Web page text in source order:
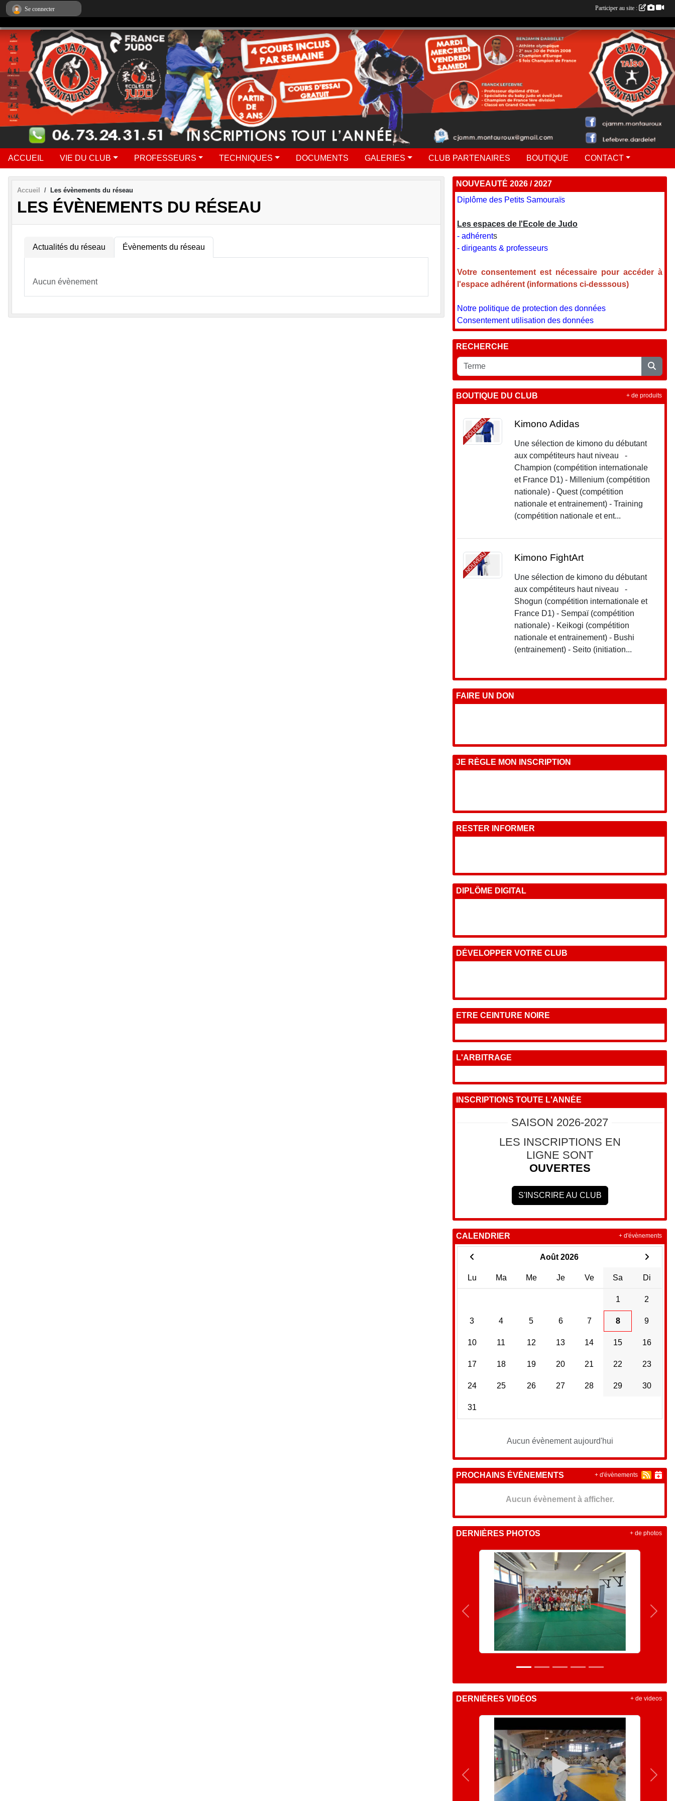
ACCUEIL VIE DU CLUB PROFESSEURS TECHNIQUES DOCUMENTS GALERIES CLUB PARTENAIRES BOUTIQUE CONTACT
Accueil Les évènements du réseau
LES ÉVÈNEMENTS DU RÉSEAU
Actualités du réseau Évènements du réseau
Aucun évènement
NOUVEAUTÉ 2026 / 2027
Diplôme des Petits Samouraïs
Les espaces de l'Ecole de Judo
- adhérents
- dirigeants & professeurs
Votre consentement est nécessaire pour accéder à
l'espace adhérent (informations ci-desssous)
Notre politique de protection des données
Consentement utilisation des données
RECHERCHE
BOUTIQUE DU CLUB
NOUVEAU Kimono Adidas
Une sélection de kimono du débutant
aux compétiteurs haut niveau -
Champion (compétition internationale
et France D1) - Millenium (compétition
nationale) - Quest (compétition
nationale et entrainement) - Training
(compétition nationale et ent...
NOUVEAU Kimono FightArt
Une sélection de kimono du débutant
aux compétiteurs haut niveau -
Shogun (compétition internationale et
France D1) - Sempaï (compétition
nationale) - Keikogi (compétition
nationale et entrainement) - Bushi
(entrainement) - Seito (initiation...
+ de produits
FAIRE UN DON
JE RÈGLE MON INSCRIPTION
RESTER INFORMER
DIPLÔME DIGITAL
DÉVELOPPER VOTRE CLUB
ETRE CEINTURE NOIRE
L'ARBITRAGE
INSCRIPTIONS TOUTE L'ANNÉE
SAISON 2026-2027
LES INSCRIPTIONS EN
LIGNE SONT
OUVERTES
S'INSCRIRE AU CLUB
CALENDRIER
Août 2026
Lu Ma Me Je Ve Sa Di
1 2
3 4 5 6 7 8 9
10 11 12 13 14 15 16
17 18 19 20 21 22 23
24 25 26 27 28 29 30
31
Aucun évènement aujourd'hui
+ d'évènements
PROCHAINS ÉVÉNEMENTS
Aucun évènement à afficher.
+ d'évènements
DERNIÈRES PHOTOS
Précedent
+ de photos
DERNIÈRES VIDÉOS
Précedent
+ de videos
Se connecter Participer au site :
Panneau de gestion des cookies